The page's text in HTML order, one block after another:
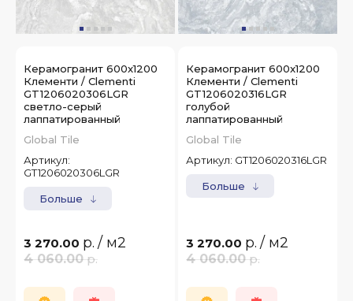
Керамогранит 600x1200
Клементи / Clementi
GT1206020306LGR
светло-серый
лаппатированный
Global Tile
Артикул:
GT1206020306LGR
Больше
3 270.00 р. / м2
4 060.00 р.
Керамогранит 600x1200
Клементи / Clementi
GT1206020316LGR
голубой
лаппатированный
Global Tile
Артикул: GT1206020316LGR
Больше
3 270.00 р. / м2
4 060.00 р.